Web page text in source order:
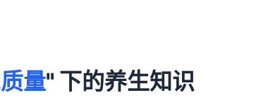
量" 下的养生知识